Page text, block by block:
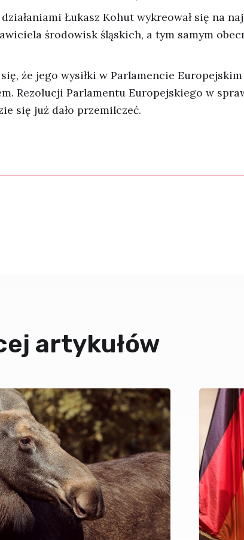
Łukasz Kohut wykreował się na
środowisk śląskich, a tym samym
że jego wysiłki w Parlamencie
Rezolucji Parlamentu Europejskiego w
się już dało przemilczeć.
artykułów